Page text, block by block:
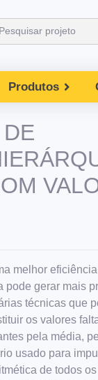
Produtos
melhor
pode gerar mais
técnicas que
os valores
pela média,
usado para
de todos